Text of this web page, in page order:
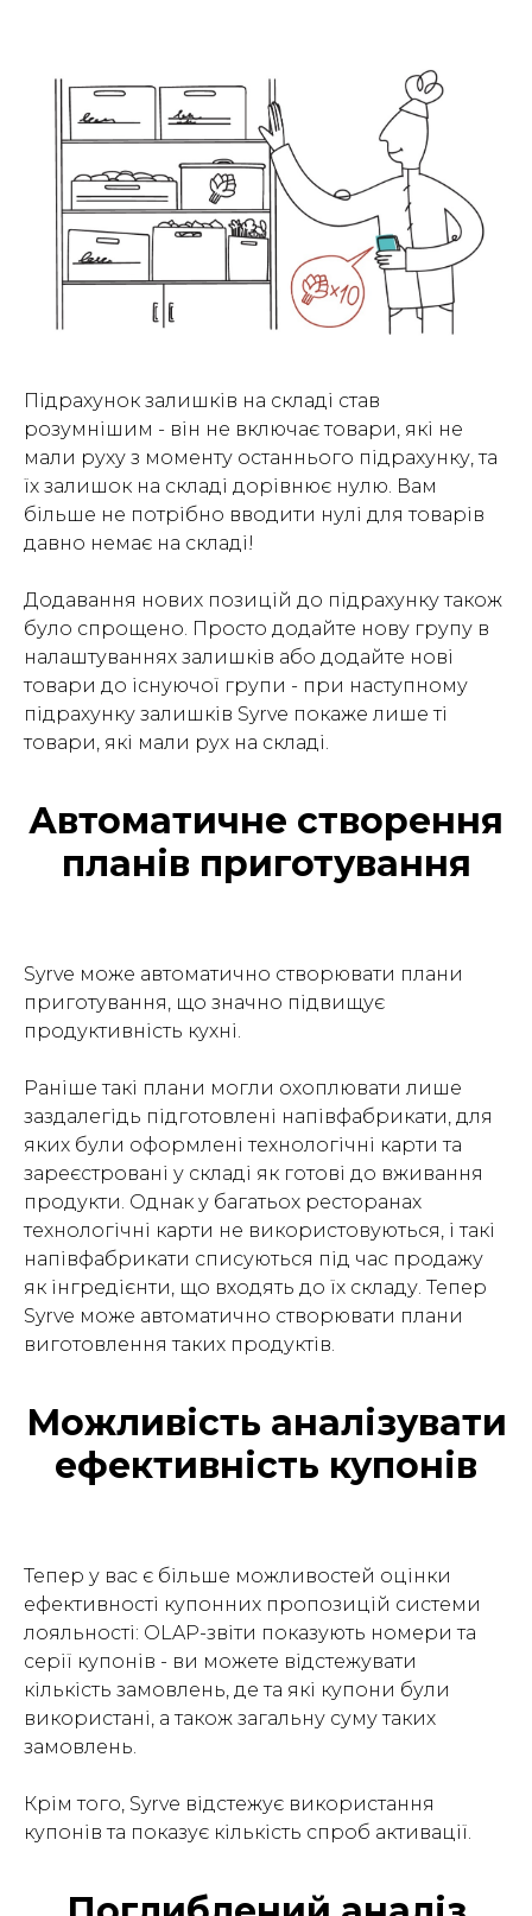
Підрахунок залишків на складі став
розумнішим - він не включає товари, які не
мали руху з моменту останнього підрахунку, та
їх залишок на складі дорівнює нулю. Вам
більше не потрібно вводити нулі для товарів
давно немає на складі!
Додавання нових позицій до підрахунку також
було спрощено. Просто додайте нову групу в
налаштуваннях залишків або додайте нові
товари до існуючої групи - при наступному
підрахунку залишків Syrve покаже лише ті
товари, які мали рух на складі.
Автоматичне створення
планів приготування
Syrve може автоматично створювати плани
приготування, що значно підвищує
продуктивність кухні.
Раніше такі плани могли охоплювати лише
заздалегідь підготовлені напівфабрикати, для
яких були оформлені технологічні карти та
зареєстровані у складі як готові до вживання
продукти. Однак у багатьох ресторанах
технологічні карти не використовуються, і такі
напівфабрикати списуються під час продажу
як інгредієнти, що входять до їх складу. Тепер
Syrve може автоматично створювати плани
виготовлення таких продуктів.
Можливість аналізувати
ефективність купонів
Тепер у вас є більше можливостей оцінки
ефективності купонних пропозицій системи
лояльності: OLAP-звіти показують номери та
серії купонів - ви можете відстежувати
кількість замовлень, де та які купони були
використані, а також загальну суму таких
замовлень.
Крім того, Syrve відстежує використання
купонів та показує кількість спроб активації.